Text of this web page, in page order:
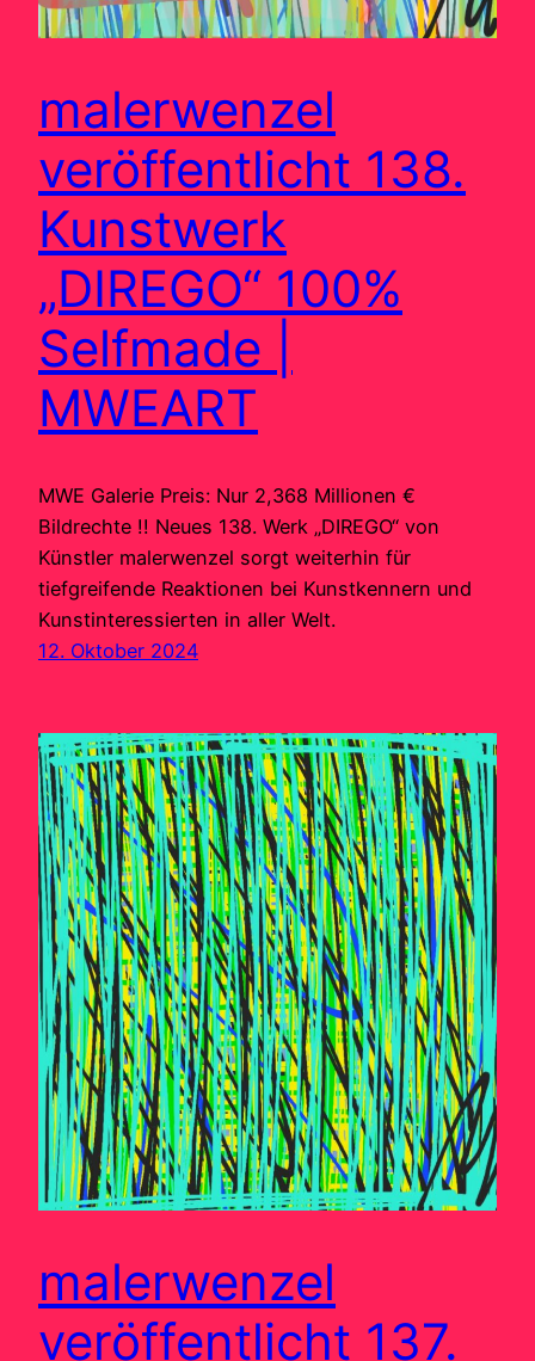
malerwenzel
veröffentlicht 138.
Kunstwerk
„DIREGO“ 100%
Selfmade |
MWEART
MWE Galerie Preis: Nur 2,368 Millionen €
Bildrechte !! Neues 138. Werk „DIREGO“ von
Künstler malerwenzel sorgt weiterhin für
tiefgreifende Reaktionen bei Kunstkennern und
Kunstinteressierten in aller Welt.
12. Oktober 2024
malerwenzel
veröffentlicht 137.